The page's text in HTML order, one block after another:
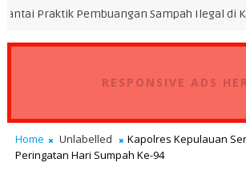
Sampah Ilegal di Kampung
RESPONSIVE ADS
Home Unlabelled
Kapolres Kepulauan
Peringatan Hari Sumpah Ke-94